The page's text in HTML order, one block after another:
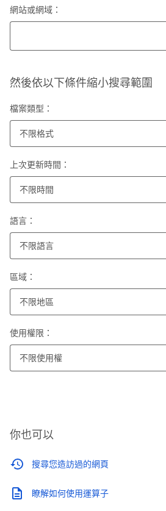
網站或網域：
然後依以下條件縮小搜尋範圍
檔案類型：
不限格式
上次更新時間：
不限時間
語言：
不限語言
區域：
不限地區
使用權限：
不限使用權
你也可以
搜尋您造訪過的網頁
瞭解如何使用運算子